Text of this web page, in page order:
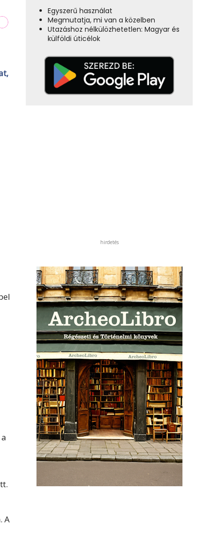
A
Egyszerű használat
Megmutatja, mi van a közelben
Utazáshoz nélkülözhetetlen: Magyar és
külföldi úticélok
hirdetés